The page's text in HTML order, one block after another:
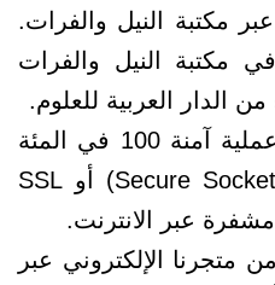
عبر مكتبة النيل والفرات.
مكتبة النيل والفرات
الدار العربية للعلوم.
• إن عملية الشراء هي عملية آمنة 100 في المئة
باستعمال تقنية (Secure Socket Layer) أو SSL
مشفرة عبر الانترنت.
متجرنا الإلكتروني عبر